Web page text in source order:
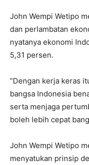
John Wempi Wetipo
dan perlambatan
nyatanya ekonomi
5,31 persen.
“Dengan kerja keras
bangsa Indonesia
serta menjaga
boleh lebih cepat
John Wempi Wetipo
menyatukan prinsip